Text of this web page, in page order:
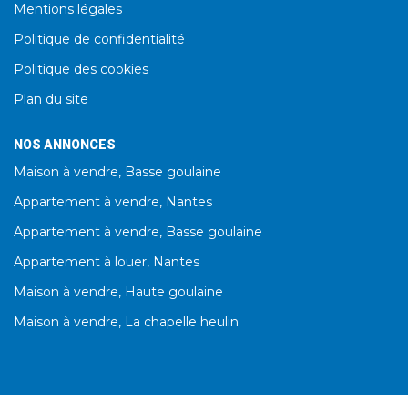
Mentions légales
Politique de confidentialité
Politique des cookies
Plan du site
NOS ANNONCES
Maison à vendre, Basse goulaine
Appartement à vendre, Nantes
Appartement à vendre, Basse goulaine
Appartement à louer, Nantes
Maison à vendre, Haute goulaine
Maison à vendre, La chapelle heulin